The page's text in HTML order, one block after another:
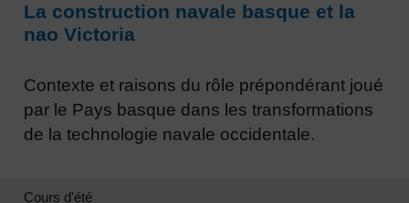
La construction navale basque et la
nao Victoria
Contexte et raisons du rôle prépondérant joué
par le Pays basque dans les transformations
de la technologie navale occidentale.
Cours d'été